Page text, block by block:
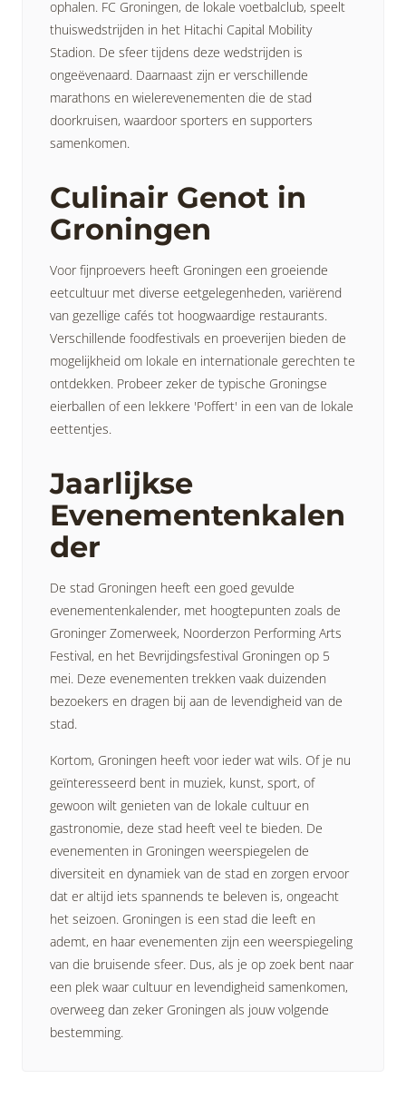
ophalen. FC Groningen, de lokale voetbalclub, speelt
thuiswedstrijden in het Hitachi Capital Mobility
Stadion. De sfeer tijdens deze wedstrijden is
ongeëvenaard. Daarnaast zijn er verschillende
marathons en wielerevenementen die de stad
doorkruisen, waardoor sporters en supporters
samenkomen.
Culinair Genot in
Groningen
Voor fijnproevers heeft Groningen een groeiende
eetcultuur met diverse eetgelegenheden, variërend
van gezellige cafés tot hoogwaardige restaurants.
Verschillende foodfestivals en proeverijen bieden de
mogelijkheid om lokale en internationale gerechten te
ontdekken. Probeer zeker de typische Groningse
eierballen of een lekkere 'Poffert' in een van de lokale
eettentjes.
Jaarlijkse
Evenementenkalen
der
De stad Groningen heeft een goed gevulde
evenementenkalender, met hoogtepunten zoals de
Groninger Zomerweek, Noorderzon Performing Arts
Festival, en het Bevrijdingsfestival Groningen op 5
mei. Deze evenementen trekken vaak duizenden
bezoekers en dragen bij aan de levendigheid van de
stad.
Kortom, Groningen heeft voor ieder wat wils. Of je nu
geïnteresseerd bent in muziek, kunst, sport, of
gewoon wilt genieten van de lokale cultuur en
gastronomie, deze stad heeft veel te bieden. De
evenementen in Groningen weerspiegelen de
diversiteit en dynamiek van de stad en zorgen ervoor
dat er altijd iets spannends te beleven is, ongeacht
het seizoen. Groningen is een stad die leeft en
ademt, en haar evenementen zijn een weerspiegeling
van die bruisende sfeer. Dus, als je op zoek bent naar
een plek waar cultuur en levendigheid samenkomen,
overweeg dan zeker Groningen als jouw volgende
bestemming.